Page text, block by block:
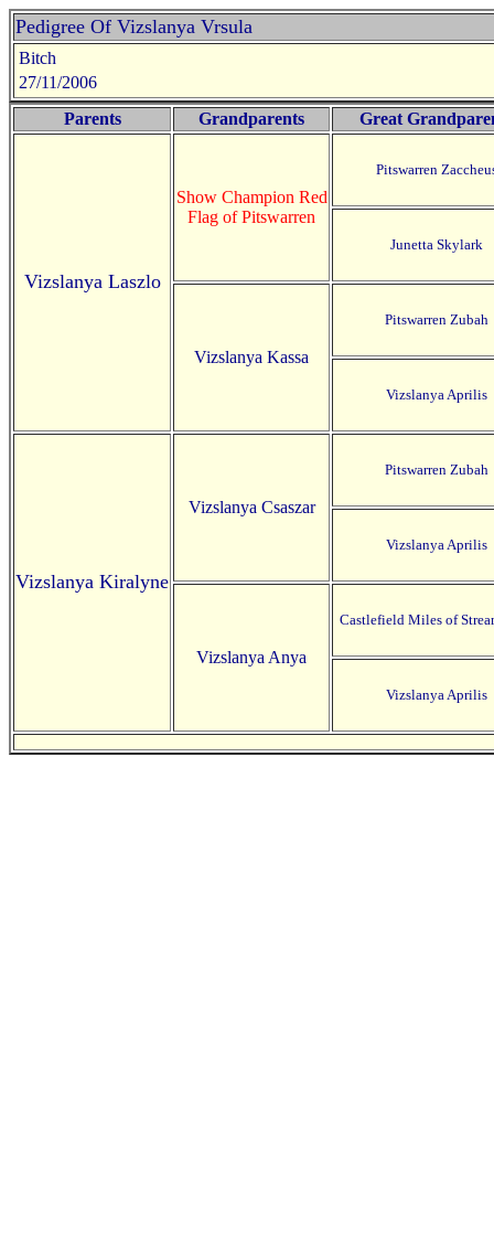
Pedigree Of Vizslanya Vrsula
Bitch
27/11/2006
Parents
Grandparents Great
Vizslanya Laszlo
Show Champion Red
Flag of Pitswarren
Pitswarren
Junetta Skylark
Vizslanya Kassa
Pitswarren Zubah
Vizslanya Aprilis
Vizslanya Kiralyne
Vizslanya Csaszar
Pitswarren Zubah
Vizslanya Aprilis
Vizslanya Anya
Castlefield Miles of
Vizslanya Aprilis